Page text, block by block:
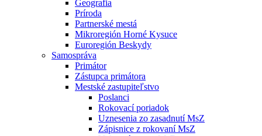
Geografia
Príroda
Partnerské mestá
Mikroregión Horné Kysuce
Euroregión Beskydy
Samospráva
Primátor
Zástupca primátora
Mestské zastupiteľstvo
Poslanci
Rokovací poriadok
Uznesenia zo zasadnutí MsZ
Zápisnice z rokovaní MsZ